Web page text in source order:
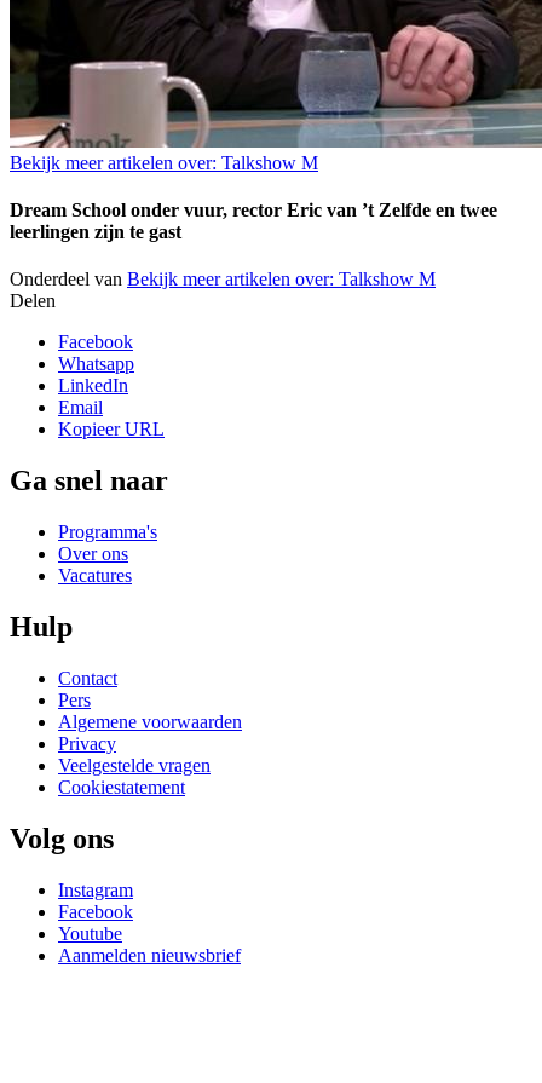
Bekijk meer artikelen over: Talkshow M
Dream School onder vuur, rector Eric van ’t Zelfde en twee
leerlingen zijn te gast
Onderdeel van Bekijk meer artikelen over: Talkshow M
Delen
Facebook
Whatsapp
LinkedIn
Email
Kopieer URL
Ga snel naar
Programma's
Over ons
Vacatures
Hulp
Contact
Pers
Algemene voorwaarden
Privacy
Veelgestelde vragen
Cookiestatement
Volg ons
Instagram
Facebook
Youtube
Aanmelden nieuwsbrief